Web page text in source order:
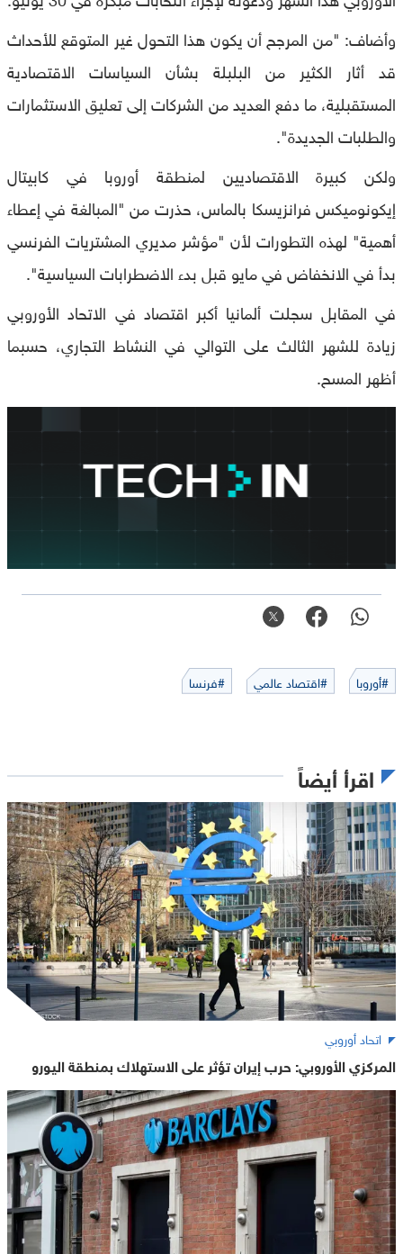
وأضاف: "من المرجح أن يكون هذا التحول غير المتوقع للأحداث
قد أثار الكثير من البلبلة بشأن السياسات الاقتصادية
المستقبلية، ما دفع العديد من الشركات إلى تعليق الاستثمارات
والطلبات الجديدة".
ولكن كبيرة الاقتصاديين لمنطقة أوروبا في كابيتال
إيكونوميكس فرانزيسكا بالماس، حذرت من "المبالغة في إعطاء
أهمية" لهذه التطورات لأن "مؤشر مديري المشتريات الفرنسي
بدأ في الانخفاض في مايو قبل بدء الاضطرابات السياسية".
في المقابل سجلت ألمانيا أكبر اقتصاد في الاتحاد الأوروبي
زيادة للشهر الثالث على التوالي في النشاط التجاري، حسبما
أظهر المسح.
#أوروبا #اقتصاد عالمي #فرنسا
اقرأ أيضاً
اتحاد أوروبي
المركزي الأوروبي: حرب إيران تؤثر على الاستهلاك بمنطقة اليورو